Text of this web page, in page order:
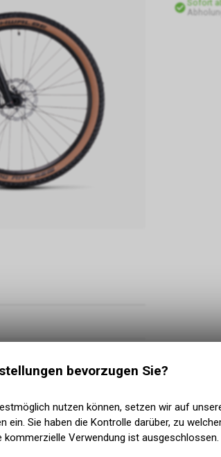
Sofort
bevorzugen Sie?
nutzen können, setzen wir auf
ein. Sie haben die Kontrolle darüber, zu
kommerzielle Verwendung ist ausgeschlossen.